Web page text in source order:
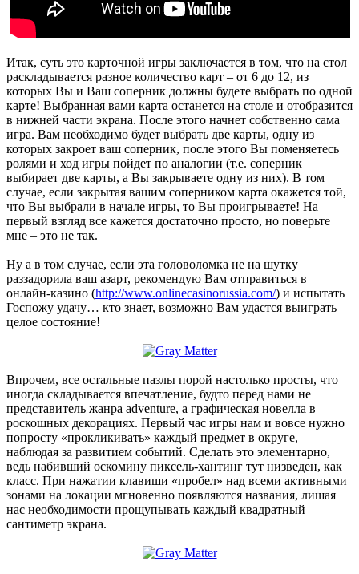
Итак, суть это карточной игры заключается в том, что на стол
раскладывается разное количество карт – от 6 до 12, из
которых Вы и Ваш соперник должны будете выбрать по одной
карте! Выбранная вами карта останется на столе и отобразится
в нижней части экрана. После этого начнет собственно сама
игра. Вам необходимо будет выбрать две карты, одну из
которых закроет ваш соперник, после этого Вы поменяетесь
ролями и ход игры пойдет по аналогии (т.е. соперник
выбирает две карты, а Вы закрываете одну из них). В том
случае, если закрытая вашим соперником карта окажется той,
что Вы выбрали в начале игры, то Вы проигрываете! На
первый взгляд все кажется достаточно просто, но поверьте
мне – это не так.
Ну а в том случае, если эта головоломка не на шутку
раззадорила ваш азарт, рекомендую Вам отправиться в
онлайн-казино (http://www.onlinecasinorussia.com/) и испытать
Госпожу удачу… кто знает, возможно Вам удастся выиграть
целое состояние!
Впрочем, все остальные пазлы порой настолько просты, что
иногда складывается впечатление, будто перед нами не
представитель жанра adventure, а графическая новелла в
роскошных декорациях. Первый час игры нам и вовсе нужно
попросту «прокликивать» каждый предмет в округе,
наблюдая за развитием событий. Сделать это элементарно,
ведь набивший оскомину пиксель-хантинг тут низведен, как
класс. При нажатии клавиши «пробел» над всеми активными
зонами на локации мгновенно появляются названия, лишая
нас необходимости прощупывать каждый квадратный
сантиметр экрана.